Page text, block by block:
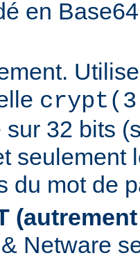
en
sur 32 bits
seulement
du mot de
Netware